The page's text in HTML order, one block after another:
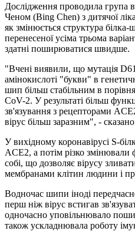
Дослідження проводила група
Ченом (Bing Chen) з дитячої
як змінюється структура
перенесеної усіма трьома
здатні поширюватися швидше.
"Вчені виявили, що мутація
амінокислоті "букви" в
шип більш стабільним в
CoV-2. У результаті більш
зв'язування з рецепторами
вірус більш заразним", - сказано
У вихідному коронавірусі S-
ACE2, а потім різко змінювали
собі, що дозволяє вірусу
мембранами клітин людини і
Водночас шипи іноді
перш ніж вірус встигав
одночасно уповільнювало
також ускладнювала роботу